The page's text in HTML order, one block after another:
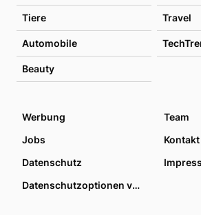
Tiere Travel
Automobile
Beauty
Werbung
Team
Jobs
Kontakt
Datenschutz
Datenschutzoptionen verwalten